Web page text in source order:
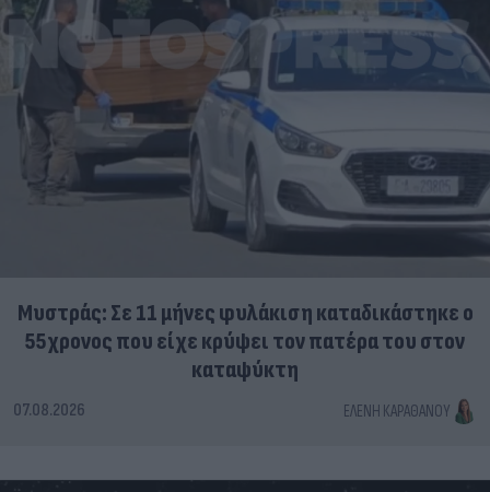
Μυστράς: Σε 11 μήνες φυλάκιση καταδικάστηκε ο
55χρονος που είχε κρύψει τον πατέρα του στον
καταψύκτη
07.08.2026 ΕΛΈΝΗ ΚΑΡΑΘΆΝΟΥ